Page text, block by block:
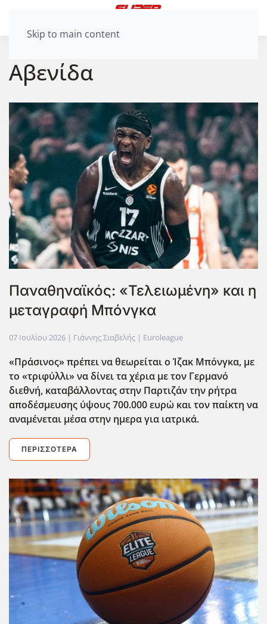
Skip to main content
Αβενίδα
Παναθηναϊκός: «Τελειωμένη» και η
μεταγραφή Μπόνγκα
07 Ιουλίου 2026 | Γιάννης Σιαβελής | Euroleague
«Πράσινος» πρέπει να θεωρείται ο Ίζακ Μπόνγκα, με
το «τριφύλλι» να δίνει τα χέρια με τον Γερμανό
διεθνή, καταβάλλοντας στην Παρτιζάν την ρήτρα
αποδέσμευσης ύψους 700.000 ευρώ και τον παίκτη να
αναμένεται μέσα στην ημερα για ιατρικά.
ΠΕΡΙΣΣΌΤΕΡΑ